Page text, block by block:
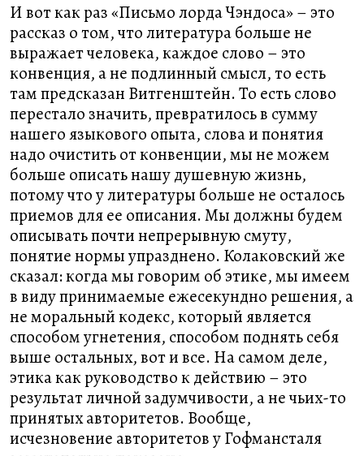
И вот как раз «Письмо лорда Чэндоса» – это
рассказ о том, что литература больше не
выражает человека, каждое слово – это
конвенция, а не подлинный смысл, то есть
там предсказан Витгенштейн. То есть слово
перестало значить, превратилось в сумму
нашего языкового опыта, слова и понятия
надо очистить от конвенции, мы не можем
больше описать нашу душевную жизнь,
потому что у литературы больше не осталось
приемов для ее описания. Мы должны будем
описывать почти непрерывную смуту,
понятие нормы упразднено. Колаковский же
сказал: когда мы говорим об этике, мы имеем
в виду принимаемые ежесекундно решения, а
не моральный кодекс, который является
способом угнетения, способом поднять себя
выше остальных, вот и все. На самом деле,
этика как руководство к действию – это
результат личной задумчивости, а не чьих-то
принятых авторитетов. Вообще,
исчезновение авторитетов у Гофмансталя